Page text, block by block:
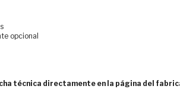
opcional
técnica directamente en la página del